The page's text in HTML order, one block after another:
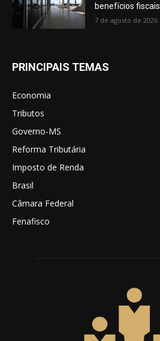
benefícios fiscais
7 de agosto de 2026
PRINCIPAIS TEMAS
Economia
Tributos
Governo-MS
Reforma Tributária
Imposto de Renda
Brasil
Câmara Federal
Fenafisco